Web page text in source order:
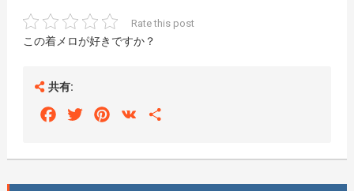
Rate this post
この着メロが好きですか？
共有:
FacebookTwitterPinterest
VK